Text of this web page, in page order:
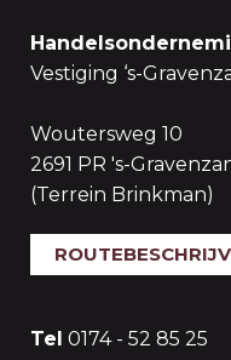
Vestiging ‘s-
Woutersweg 10
2691 PR 's-
(Terrein Brinkman)
Tel 0174 - 52 85 25